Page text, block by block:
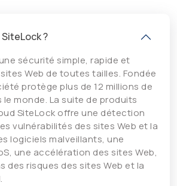
?
sécurité simple, rapide et
Web de toutes tailles. Fondée
protège plus de 12 millions de
le monde. La suite de produits
SiteLock offre une détection
vulnérabilités des sites Web et la
logiciels malveillants, une
une accélération des sites Web,
des risques des sites Web et la